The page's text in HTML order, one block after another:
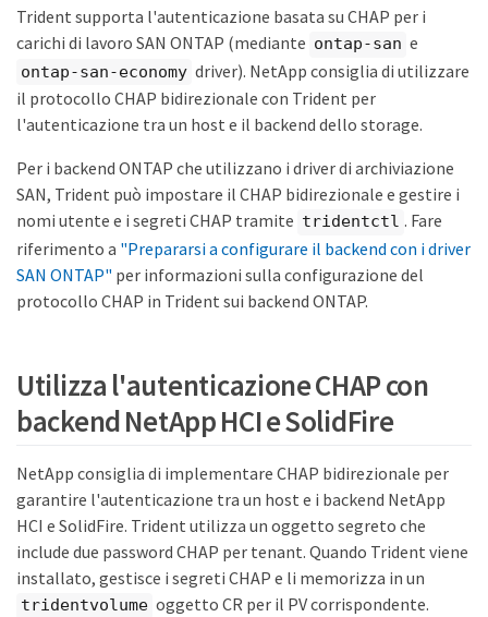
Trident supporta l'autenticazione basata su CHAP per i
carichi di lavoro SAN ONTAP (mediante ontap-san e
ontap-san-economy driver). NetApp consiglia di utilizzare
il protocollo CHAP bidirezionale con Trident per
l'autenticazione tra un host e il backend dello storage.
Per i backend ONTAP che utilizzano i driver di archiviazione
SAN, Trident può impostare il CHAP bidirezionale e gestire i
nomi utente e i segreti CHAP tramite tridentctl . Fare
riferimento a "Prepararsi a configurare il backend con i driver
SAN ONTAP" per informazioni sulla configurazione del
protocollo CHAP in Trident sui backend ONTAP.
Utilizza l'autenticazione CHAP con
backend NetApp HCI e SolidFire
NetApp consiglia di implementare CHAP bidirezionale per
garantire l'autenticazione tra un host e i backend NetApp
HCI e SolidFire. Trident utilizza un oggetto segreto che
include due password CHAP per tenant. Quando Trident viene
installato, gestisce i segreti CHAP e li memorizza in un
tridentvolume oggetto CR per il PV corrispondente.